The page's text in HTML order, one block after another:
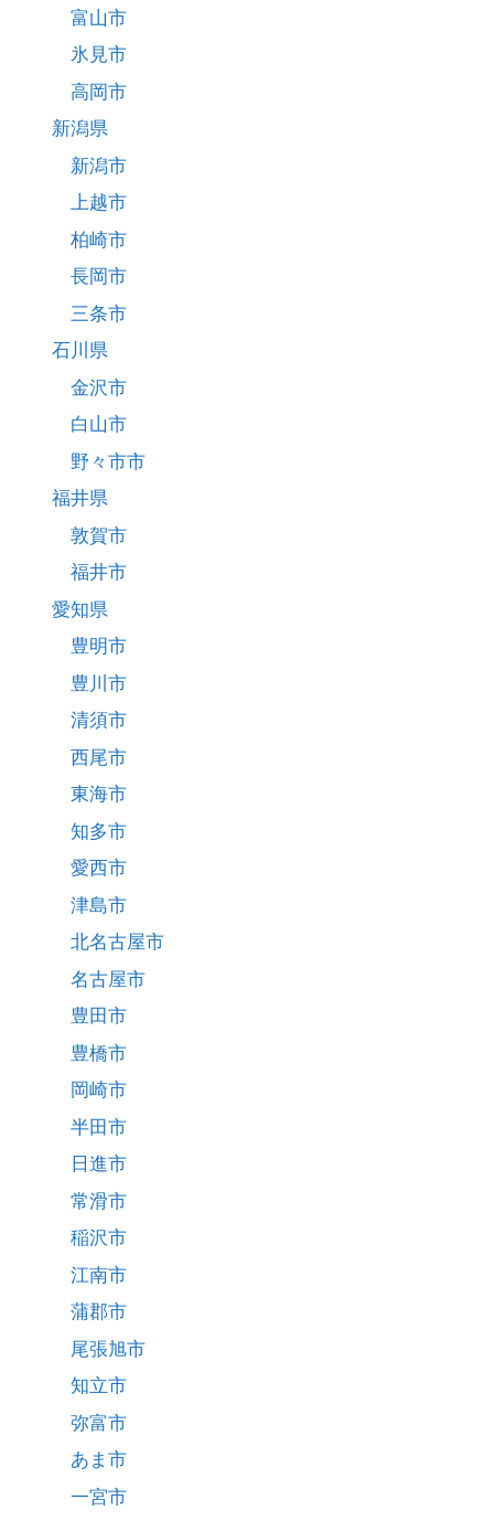
富山市
氷見市
高岡市
新潟県
新潟市
上越市
柏崎市
長岡市
三条市
石川県
金沢市
白山市
野々市市
福井県
敦賀市
福井市
愛知県
豊明市
豊川市
清須市
西尾市
東海市
知多市
愛西市
津島市
北名古屋市
名古屋市
豊田市
豊橋市
岡崎市
半田市
日進市
常滑市
稲沢市
江南市
蒲郡市
尾張旭市
知立市
弥富市
あま市
一宮市